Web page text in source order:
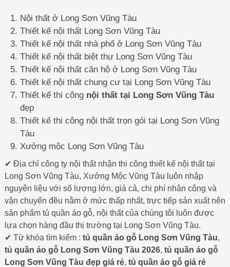
Nội thất ở Long Sơn Vũng Tàu
Thiết kế nội thất Long Sơn Vũng Tàu
Thiết kế nội thất nhà phố ở Long Sơn Vũng Tàu
Thiết kế nội thất biệt thự Long Sơn Vũng Tàu
Thiết kế nội thất căn hộ ở Long Sơn Vũng Tàu
Thiết kế nội thất chung cư tại Long Sơn Vũng Tàu
Thiết kế thi công nội thất tại Long Sơn Vũng Tàu
đẹp
Thiết kế thi công nội thất trọn gói tại Long Sơn Vũng
Tàu
Xưởng mộc Long Sơn Vũng Tàu
✔ Địa chỉ công ty nội thất nhận thi công thiết kế nội thất tại
Long Sơn Vũng Tàu, Xưởng Mộc Vũng Tàu luôn nhập
nguyên liệu với số lượng lớn, giá cả, chi phí nhân công và
vận chuyển đều nằm ở mức thấp nhất, trực tiếp sản xuất nên
sản phẩm tủ quần áo gỗ, nội thất của chúng tôi luôn được
lựa chọn hàng đầu thị trường tại Long Sơn Vũng Tàu.
✔ Từ khóa tìm kiếm : tủ quần áo gỗ Long Sơn Vũng Tàu,
tủ quần áo gỗ Long Sơn Vũng Tàu 2026, tủ quần áo gỗ
Long Sơn Vũng Tàu đẹp giá rẻ, tủ quần áo gỗ giá rẻ